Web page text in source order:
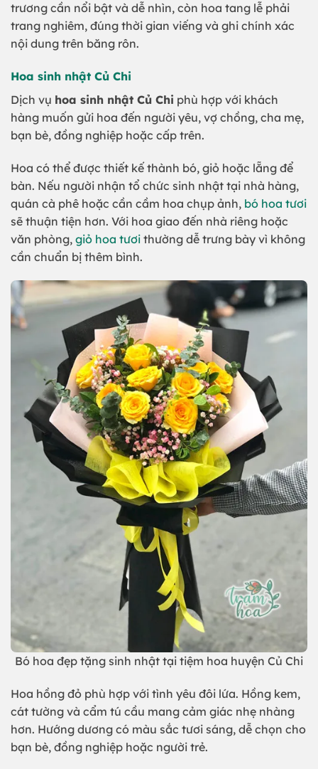
trương cần nổi bật và dễ nhìn, còn hoa tang lễ phải
trang nghiêm, đúng thời gian viếng và ghi chính xác
nội dung trên băng rôn.
Hoa sinh nhật Củ Chi
Dịch vụ hoa sinh nhật Củ Chi phù hợp với khách
hàng muốn gửi hoa đến người yêu, vợ chồng, cha mẹ,
bạn bè, đồng nghiệp hoặc cấp trên.
Hoa có thể được thiết kế thành bó, giỏ hoặc lẵng để
bàn. Nếu người nhận tổ chức sinh nhật tại nhà hàng,
quán cà phê hoặc cần cầm hoa chụp ảnh, bó hoa tươi
sẽ thuận tiện hơn. Với hoa giao đến nhà riêng hoặc
văn phòng, giỏ hoa tươi thường dễ trưng bày vì không
cần chuẩn bị thêm bình.
Bó hoa đẹp tặng sinh nhật tại tiệm hoa huyện Củ Chi
Hoa hồng đỏ phù hợp với tình yêu đôi lứa. Hồng kem,
cát tường và cẩm tú cầu mang cảm giác nhẹ nhàng
hơn. Hướng dương có màu sắc tươi sáng, dễ chọn cho
bạn bè, đồng nghiệp hoặc người trẻ.